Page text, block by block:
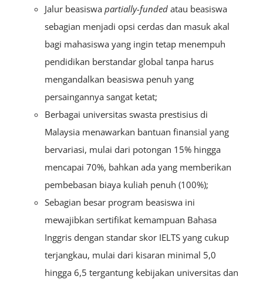
Jalur beasiswa partially-funded atau beasiswa
sebagian menjadi opsi cerdas dan masuk akal
bagi mahasiswa yang ingin tetap menempuh
pendidikan berstandar global tanpa harus
mengandalkan beasiswa penuh yang
persaingannya sangat ketat;
Berbagai universitas swasta prestisius di
Malaysia menawarkan bantuan finansial yang
bervariasi, mulai dari potongan 15% hingga
mencapai 70%, bahkan ada yang memberikan
pembebasan biaya kuliah penuh (100%);
Sebagian besar program beasiswa ini
mewajibkan sertifikat kemampuan Bahasa
Inggris dengan standar skor IELTS yang cukup
terjangkau, mulai dari kisaran minimal 5,0
hingga 6,5 tergantung kebijakan universitas dan